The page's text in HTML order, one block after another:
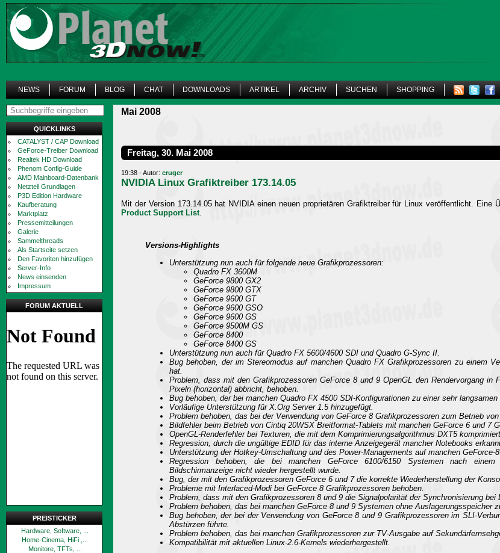
NEWS FORUM BLOG CHAT DOWNLOADS ARTIKEL ARCHIV SUCHEN SHOPPING
QUICKLINKS
CATALYST / CAP Download
GeForce-Treiber Download
Realtek HD Download
Phenom Config-Guide
AMD Mainboard-Datenbank
Netzteil Grundlagen
P3D Edition Hardware
Kaufberatung
Marktplatz
Pressemitteilungen
Galerie
Sammelthreads
Als Startseite setzen
Den Favoriten hinzufügen
Server-Info
News einsenden
Impressum
FORUM AKTUELL
PREISTICKER
Hardware, Software, ...
Home-Cinema, HiFi ,...
Monitore, TFTs, ...
Mai 2008
Freitag, 30. Mai 2008
19:38 - Autor: cruger
NVIDIA Linux Grafiktreiber 173.14.05
Mit der Version 173.14.05 hat NVIDIA einen neuen proprietären Grafiktreiber für Linux veröffentlicht. Eine
Product Support List.
Versions-Highlights
Unterstützung nun auch für folgende neue Grafikprozessoren:
Quadro FX 3600M
GeForce 9800 GX2
GeForce 9800 GTX
GeForce 9600 GT
GeForce 9600 GSO
GeForce 9600 GS
GeForce 9500M GS
GeForce 8400
GeForce 8400 GS
Unterstützung nun auch für Quadro FX 5600/4600 SDI und Quadro G-Sync II.
Bug behoben, der im Stereomodus auf manchen Quadro FX Grafikprozessoren zu einem
hat.
Problem, dass mit den Grafikprozessoren GeForce 8 und 9 OpenGL den Rendervorgang in
Pixeln (horizontal) abbricht, behoben.
Bug behoben, der bei manchen Quadro FX 4500 SDI-Konfigurationen zu einer sehr
Vorläufige Unterstützung für X.Org Server 1.5 hinzugefügt.
Problem behoben, das bei der Verwendung von GeForce 8 Grafikprozessoren zum Betrieb
Bildfehler beim Betrieb von Cintiq 20WSX Breitformat-Tablets mit manchen GeForce 6 und 7
OpenGL-Renderfehler bei Texturen, die mit dem Komprimierungsalgorithmus DXT5
Regression, durch die ungültige EDID für das interne Anzeigegerät mancher Notebooks
Unterstützung der Hotkey-Umschaltung und des Power-Managements auf manchen GeForce-
Regression behoben, die bei manchen GeForce 6100/6150 Systemen nach
Bildschirmanzeige nicht wieder hergestellt wurde.
Bug, der mit den Grafikprozessoren GeForce 6 und 7 die korrekte Wiederherstellung der
Probleme mit Interlaced-Modi bei GeForce 8 Grafikprozessoren behoben.
Problem, dass mit den Grafikprozessoren 8 und 9 die Signalpolarität der Synchronisierung bei
Problem behoben, das bei manchen GeForce 8 und 9 Systemen ohne Auslagerungsspeicher
Bug behoben, der bei der Verwendung von GeForce 8 und 9 Grafikprozessoren im SLI-
Abstürzen führte.
Problem behoben, das bei manchen Grafikprozessoren zur TV-Ausgabe auf
Kompatibilität mit aktuellen Linux-2.6-Kernels wiederhergestellt.